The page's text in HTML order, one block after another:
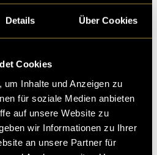
Details Über Cookies
Cookies
Inhalte und Anzeigen zu
für soziale Medien anbieten
auf unsere Website zu
wir Informationen zu Ihrer
an unsere Partner für
worden. Das
der den höchsten
Modemarken